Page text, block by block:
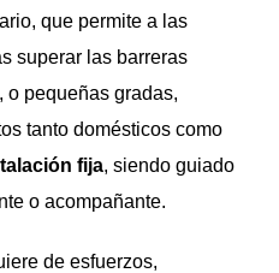
que permite a las
superar las barreras
o pequeñas gradas,
tanto domésticos como
fija, siendo guiado
o acompañante.
de esfuerzos,